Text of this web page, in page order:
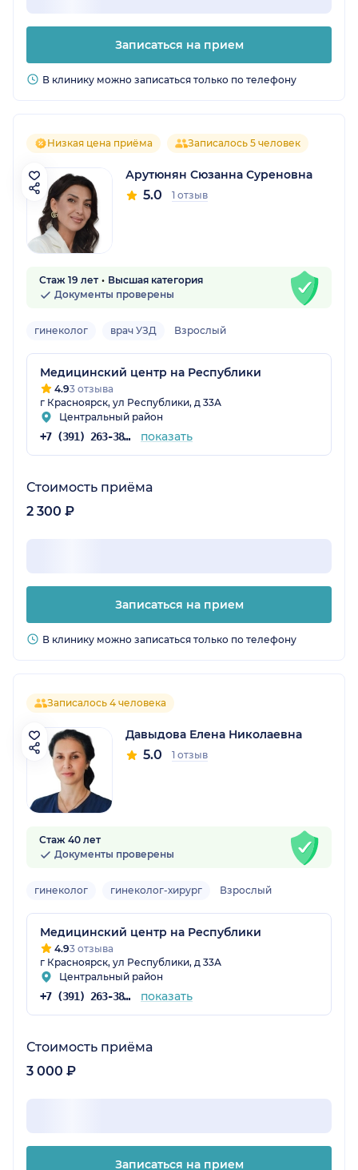
Записаться на прием
В клинику можно записаться только по телефону
Низкая цена приёма Записалось 5 человек
Арутюнян Сюзанна Суреновна
5.0 1 отзыв
Стаж 19 лет
Высшая категория
Документы проверены
гинеколог врач УЗД Взрослый
Медицинский центр на Республики
4.93 отзыва
г Красноярск, ул Республики, д 33А
Центральный район
+7 (391) 263-38-41 показать
Стоимость приёма
2 300 ₽
Записаться на прием
В клинику можно записаться только по телефону
Записалось 4 человека
Давыдова Елена Николаевна
5.0 1 отзыв
Стаж 40 лет
Документы проверены
гинеколог гинеколог-хирург Взрослый
Медицинский центр на Республики
4.93 отзыва
г Красноярск, ул Республики, д 33А
Центральный район
+7 (391) 263-38-41 показать
Стоимость приёма
3 000 ₽
Записаться на прием